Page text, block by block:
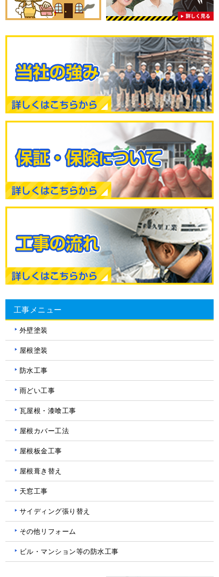
工事メニュー
外壁塗装
屋根塗装
防水工事
雨どい工事
瓦屋根・漆喰工事
屋根カバー工法
屋根板金工事
屋根葺き替え
天窓工事
サイディング張り替え
その他リフォーム
ビル・マンション等の防水工事